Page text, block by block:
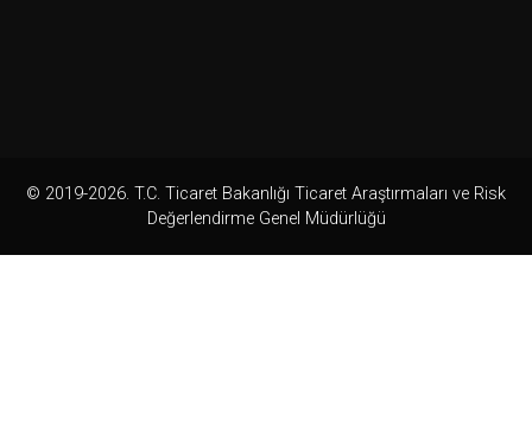
© 2019-2026. T.C. Ticaret Bakanlığı Ticaret Araştırmaları ve Risk
Değerlendirme Genel Müdürlüğü